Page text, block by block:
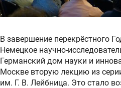
В завершение перекрёстного
Немецкое научно-
Германский дом науки и
Москве вторую лекцию из
им. Г. В. Лейбница. Это стало